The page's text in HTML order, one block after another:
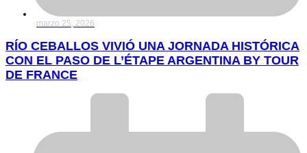
marzo 25, 2026
RÍO CEBALLOS VIVIÓ UNA JORNADA HISTÓRICA
CON EL PASO DE L’ÉTAPE ARGENTINA BY TOUR
DE FRANCE